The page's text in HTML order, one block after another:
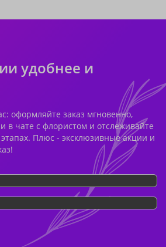
удобнее и
оформляйте заказ мгновенно,
в чате с флористом и отслеживайте
Плюс - эксклюзивные акции и